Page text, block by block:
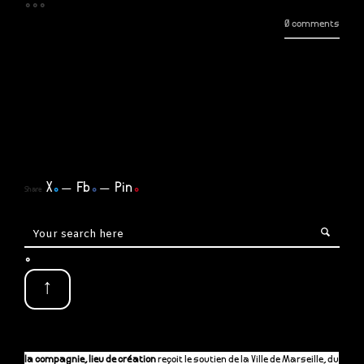
...
0 comments
Share X. Fb. Pin.
.
↑
la compagnie, lieu de créationreçoit le soutien de la Ville de Marseille, du